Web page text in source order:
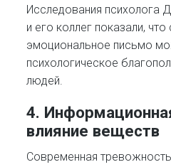
Исследования психолога
и его коллег показали,
эмоциональное письмо
психологическое
людей.
4.
влияние веществ
Современная